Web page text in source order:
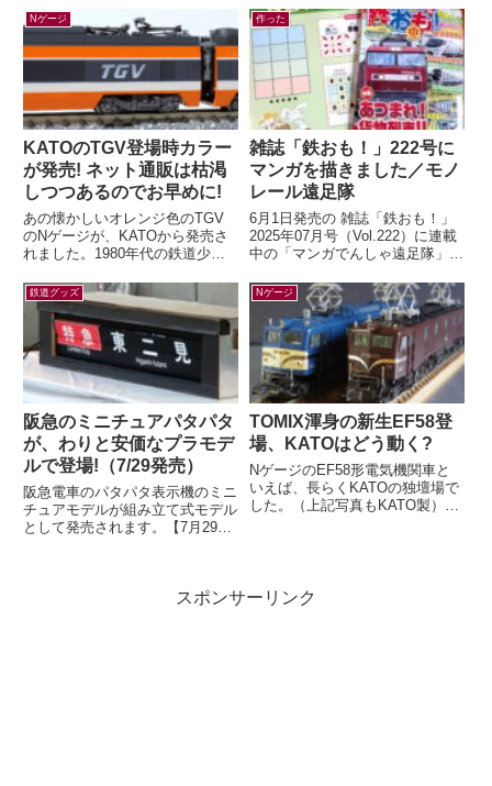
トラムラインにのって広島お...
ロマンの山陽お花見ツアー...
Nゲージ
KATOのTGV登場時カラー
が発売! ネット通販は枯渇
しつつあるのでお早めに!
あの懐かしいオレンジ色のTGV
のNゲージが、KATOから発売さ
れました。1980年代の鉄道少年
ったのが、この初代TGV。フラ
ンスの...
作った
雑誌「鉄おも！」222号に
マンガを描きました／モノ
レール遠足隊
6月1日発売の 雑誌「鉄おも！」
2025年07月号（Vol.222）に連載
中の「マンガでんしゃ遠足隊」最
がる？ぶらさがる？それゆけ...
鉄道グッズ
阪急のミニチュアパタパタ
が、わりと安価なプラモデ
ルで登場!（7/29発売）
阪急電車のパタパタ表示機のミニ
チュアモデルが組み立て式モデル
として発売されます。【7月29日
Nゲージ
TOMIX渾身の新生EF58登
場、KATOはどう動く?
NゲージのEF58形電気機関車と
いえば、長らくKATOの独壇場で
した。（上記写真もKATO製）す
スポンサーリンク